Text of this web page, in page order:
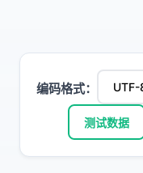
编码格式：
测试数据